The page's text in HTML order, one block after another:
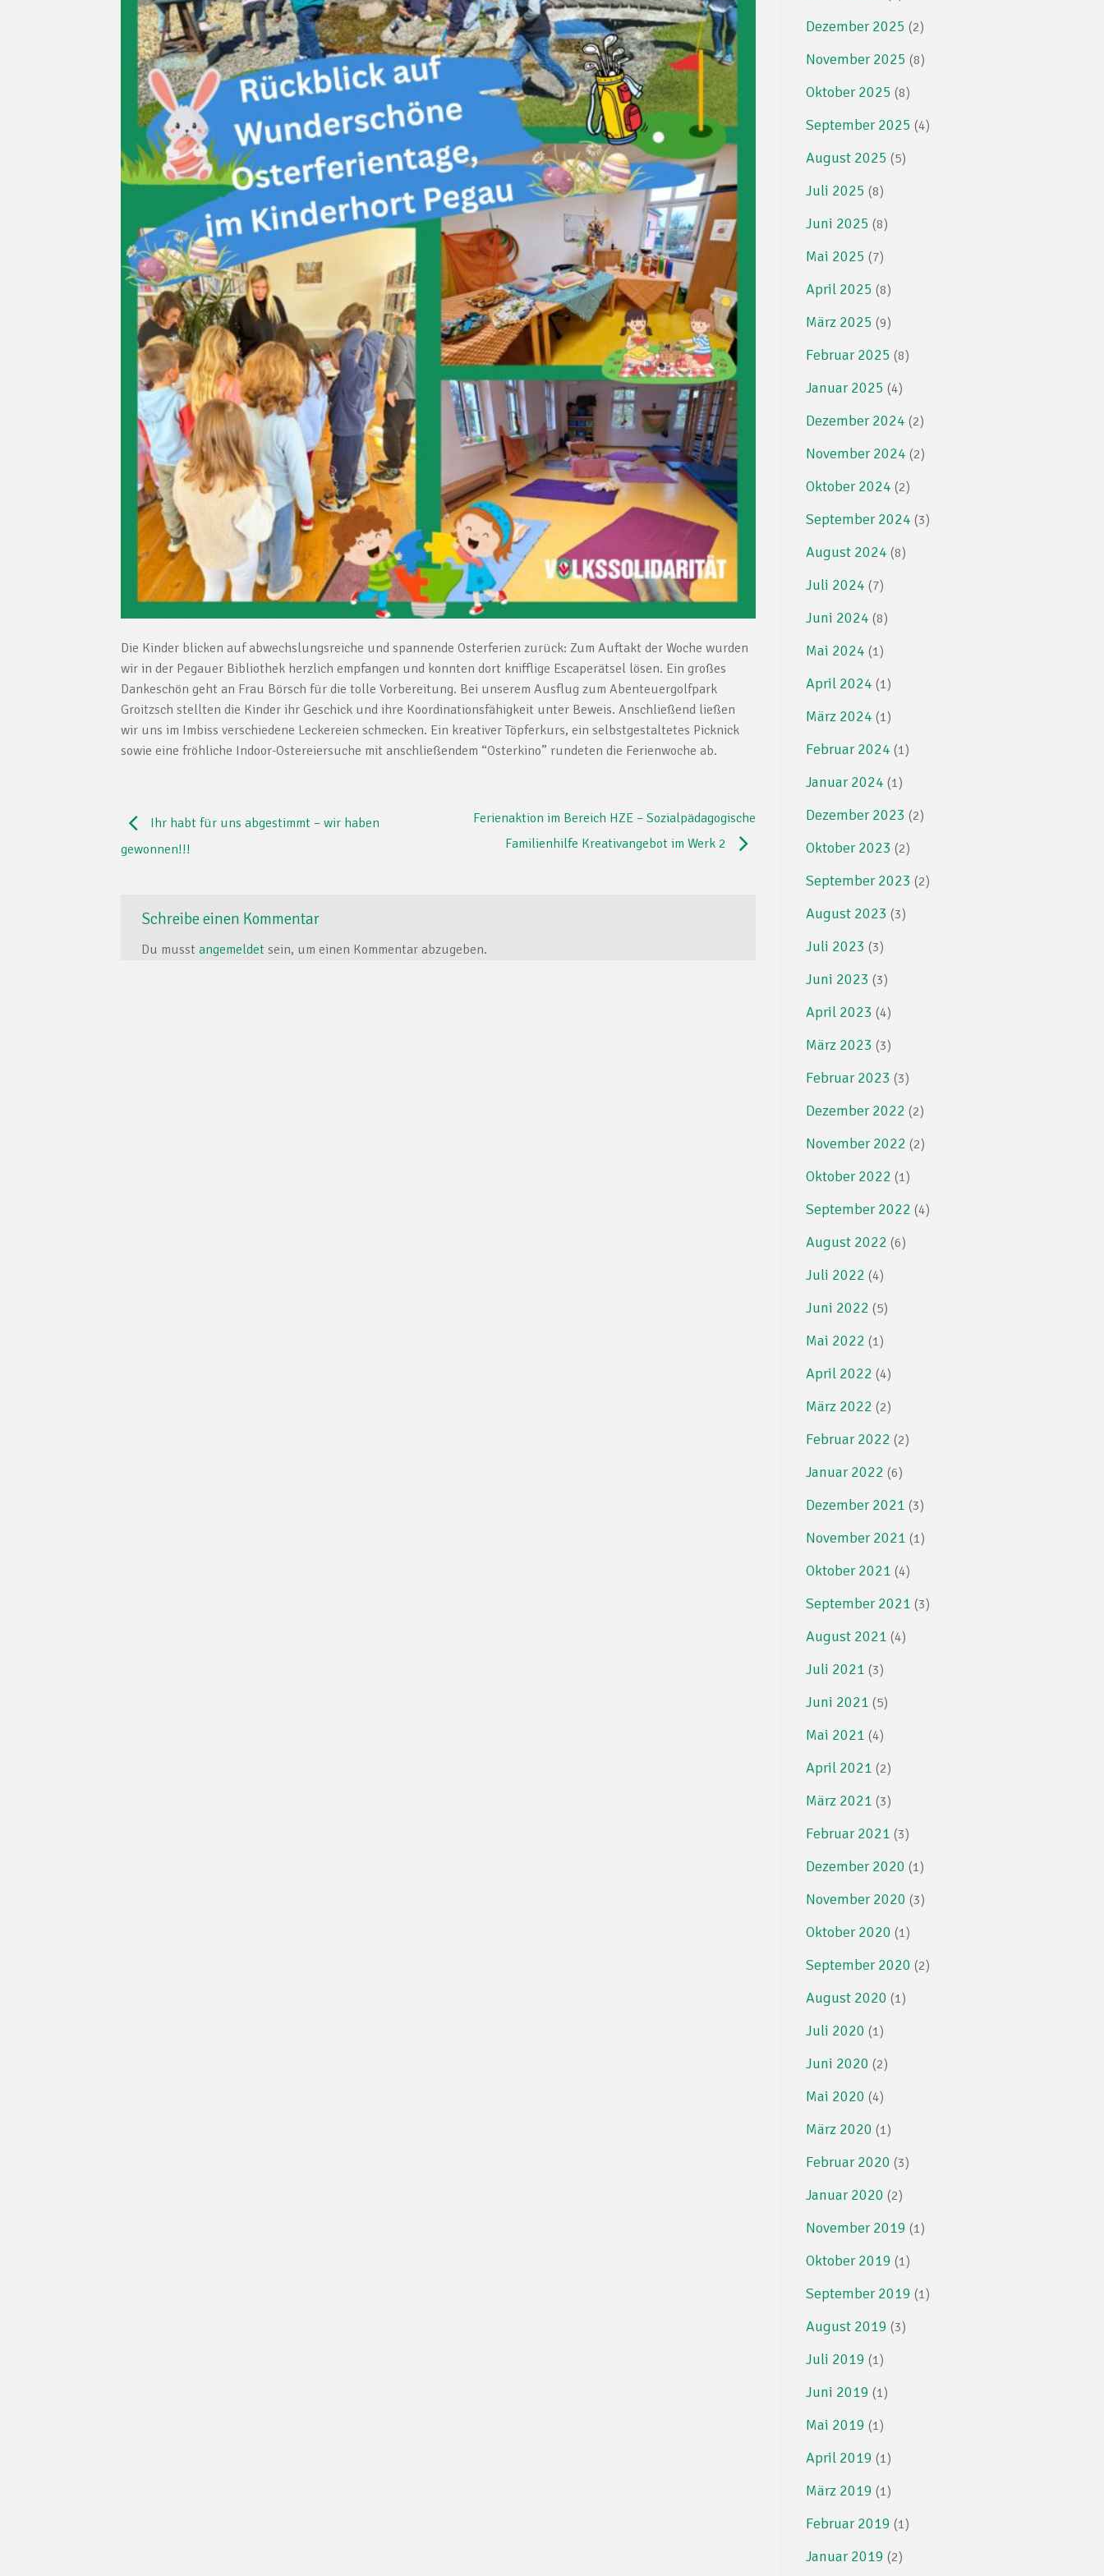
Die Kinder blicken auf abwechslungsreiche und spannende Osterferien zurück: Zum Auftakt der Woche wurden
wir in der Pegauer Bibliothek herzlich empfangen und konnten dort knifflige Escaperätsel lösen. Ein großes
Dankeschön geht an Frau Börsch für die tolle Vorbereitung. Bei unserem Ausflug zum Abenteuergolfpark
Groitzsch stellten die Kinder ihr Geschick und ihre Koordinationsfähigkeit unter Beweis. Anschließend ließen
wir uns im Imbiss verschiedene Leckereien schmecken. Ein kreativer Töpferkurs, ein selbstgestaltetes Picknick
sowie eine fröhliche Indoor-Ostereiersuche mit anschließendem “Osterkino” rundeten die Ferienwoche ab.
Ihr habt für uns abgestimmt – wir haben
gewonnen!!!
Ferienaktion im Bereich HZE – Sozialpädagogische
Familienhilfe Kreativangebot im Werk 2
Schreibe einen Kommentar
Du musst angemeldet sein, um einen Kommentar abzugeben.
Dezember 2025 (2)
November 2025 (8)
Oktober 2025 (8)
September 2025 (4)
August 2025 (5)
Juli 2025 (8)
Juni 2025 (8)
Mai 2025 (7)
April 2025 (8)
März 2025 (9)
Februar 2025 (8)
Januar 2025 (4)
Dezember 2024 (2)
November 2024 (2)
Oktober 2024 (2)
September 2024 (3)
August 2024 (8)
Juli 2024 (7)
Juni 2024 (8)
Mai 2024 (1)
April 2024 (1)
März 2024 (1)
Februar 2024 (1)
Januar 2024 (1)
Dezember 2023 (2)
Oktober 2023 (2)
September 2023 (2)
August 2023 (3)
Juli 2023 (3)
Juni 2023 (3)
April 2023 (4)
März 2023 (3)
Februar 2023 (3)
Dezember 2022 (2)
November 2022 (2)
Oktober 2022 (1)
September 2022 (4)
August 2022 (6)
Juli 2022 (4)
Juni 2022 (5)
Mai 2022 (1)
April 2022 (4)
März 2022 (2)
Februar 2022 (2)
Januar 2022 (6)
Dezember 2021 (3)
November 2021 (1)
Oktober 2021 (4)
September 2021 (3)
August 2021 (4)
Juli 2021 (3)
Juni 2021 (5)
Mai 2021 (4)
April 2021 (2)
März 2021 (3)
Februar 2021 (3)
Dezember 2020 (1)
November 2020 (3)
Oktober 2020 (1)
September 2020 (2)
August 2020 (1)
Juli 2020 (1)
Juni 2020 (2)
Mai 2020 (4)
März 2020 (1)
Februar 2020 (3)
Januar 2020 (2)
November 2019 (1)
Oktober 2019 (1)
September 2019 (1)
August 2019 (3)
Juli 2019 (1)
Juni 2019 (1)
Mai 2019 (1)
April 2019 (1)
März 2019 (1)
Februar 2019 (1)
Januar 2019 (2)